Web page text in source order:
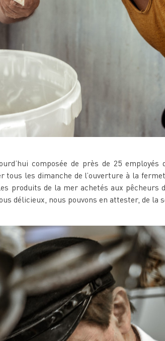
composée de près de 25
les dimanche de l’ouverture à la
produits de la mer achetés aux pêcheurs
délicieux, nous pouvons en attester, de la